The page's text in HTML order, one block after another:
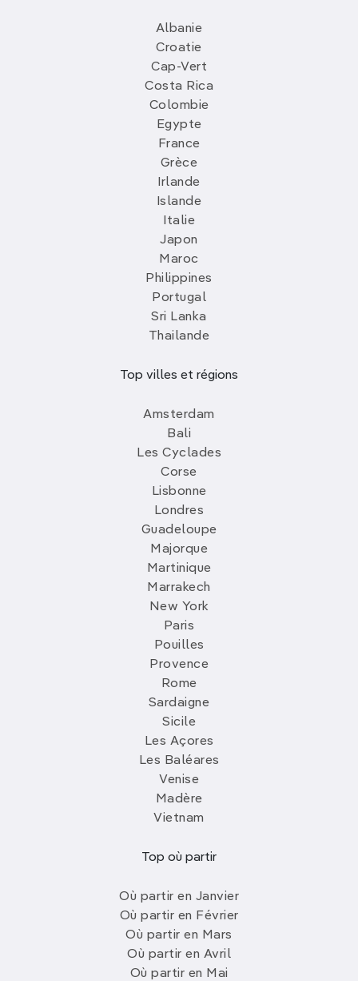
Albanie
Croatie
Cap-Vert
Costa Rica
Colombie
Egypte
France
Grèce
Irlande
Islande
Italie
Japon
Maroc
Philippines
Portugal
Sri Lanka
Thailande
Top villes et régions
Amsterdam
Bali
Les Cyclades
Corse
Lisbonne
Londres
Guadeloupe
Majorque
Martinique
Marrakech
New York
Paris
Pouilles
Provence
Rome
Sardaigne
Sicile
Les Açores
Les Baléares
Venise
Madère
Vietnam
Top où partir
Où partir en Janvier
Où partir en Février
Où partir en Mars
Où partir en Avril
Où partir en Mai